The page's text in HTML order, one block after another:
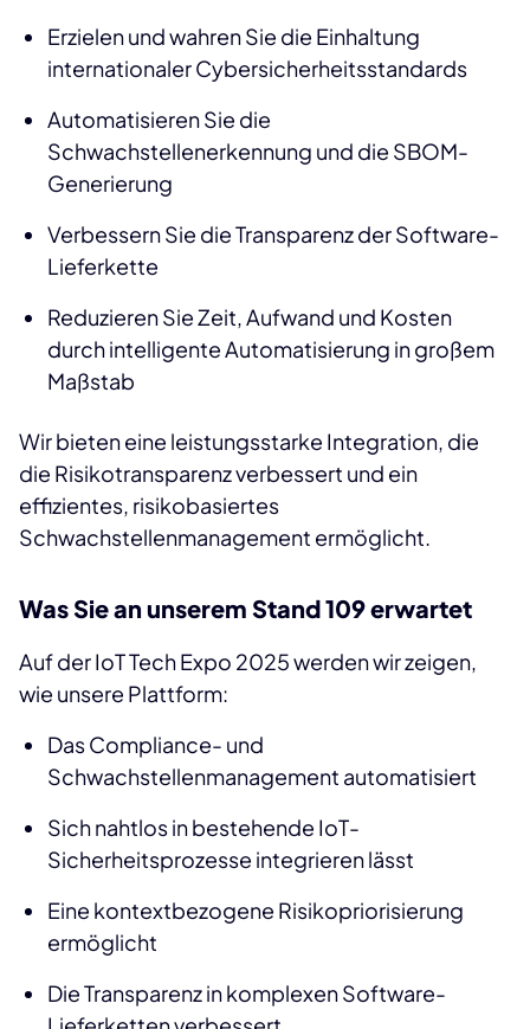
Erzielen und wahren Sie die Einhaltung
internationaler Cybersicherheitsstandards
Automatisieren Sie die
Schwachstellenerkennung und die SBOM-
Generierung
Verbessern Sie die Transparenz der Software-
Lieferkette
Reduzieren Sie Zeit, Aufwand und Kosten
durch intelligente Automatisierung in großem
Maßstab
Wir bieten eine leistungsstarke Integration, die
die Risikotransparenz verbessert und ein
effizientes, risikobasiertes
Schwachstellenmanagement ermöglicht.
Was Sie an unserem Stand 109 erwartet
Auf der IoT Tech Expo 2025 werden wir zeigen,
wie unsere Plattform:
Das Compliance- und
Schwachstellenmanagement automatisiert
Sich nahtlos in bestehende IoT-
Sicherheitsprozesse integrieren lässt
Eine kontextbezogene Risikopriorisierung
ermöglicht
Die Transparenz in komplexen Software-